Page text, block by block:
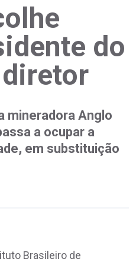
do
mineradora Anglo
a ocupar a
em substituição
Brasileiro de